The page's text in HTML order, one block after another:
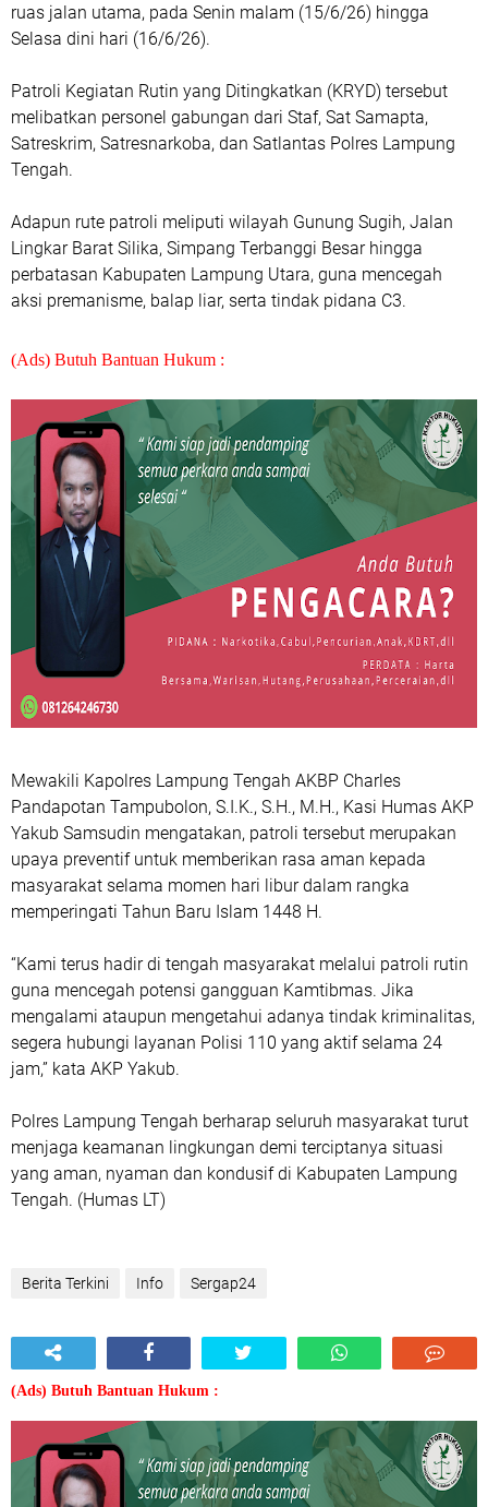
ruas jalan utama, pada Senin malam (15/6/26) hingga
Selasa dini hari (16/6/26).
Patroli Kegiatan Rutin yang Ditingkatkan (KRYD) tersebut
melibatkan personel gabungan dari Staf, Sat Samapta,
Satreskrim, Satresnarkoba, dan Satlantas Polres Lampung
Tengah.
Adapun rute patroli meliputi wilayah Gunung Sugih, Jalan
Lingkar Barat Silika, Simpang Terbanggi Besar hingga
perbatasan Kabupaten Lampung Utara, guna mencegah
aksi premanisme, balap liar, serta tindak pidana C3.
(Ads) Butuh Bantuan Hukum :
Mewakili Kapolres Lampung Tengah AKBP Charles
Pandapotan Tampubolon, S.I.K., S.H., M.H., Kasi Humas AKP
Yakub Samsudin mengatakan, patroli tersebut merupakan
upaya preventif untuk memberikan rasa aman kepada
masyarakat selama momen hari libur dalam rangka
memperingati Tahun Baru Islam 1448 H.
“Kami terus hadir di tengah masyarakat melalui patroli rutin
guna mencegah potensi gangguan Kamtibmas. Jika
mengalami ataupun mengetahui adanya tindak kriminalitas,
segera hubungi layanan Polisi 110 yang aktif selama 24
jam,” kata AKP Yakub.
Polres Lampung Tengah berharap seluruh masyarakat turut
menjaga keamanan lingkungan demi terciptanya situasi
yang aman, nyaman dan kondusif di Kabupaten Lampung
Tengah. (Humas LT)
Berita Terkini Info Sergap24
(Ads) Butuh Bantuan Hukum :